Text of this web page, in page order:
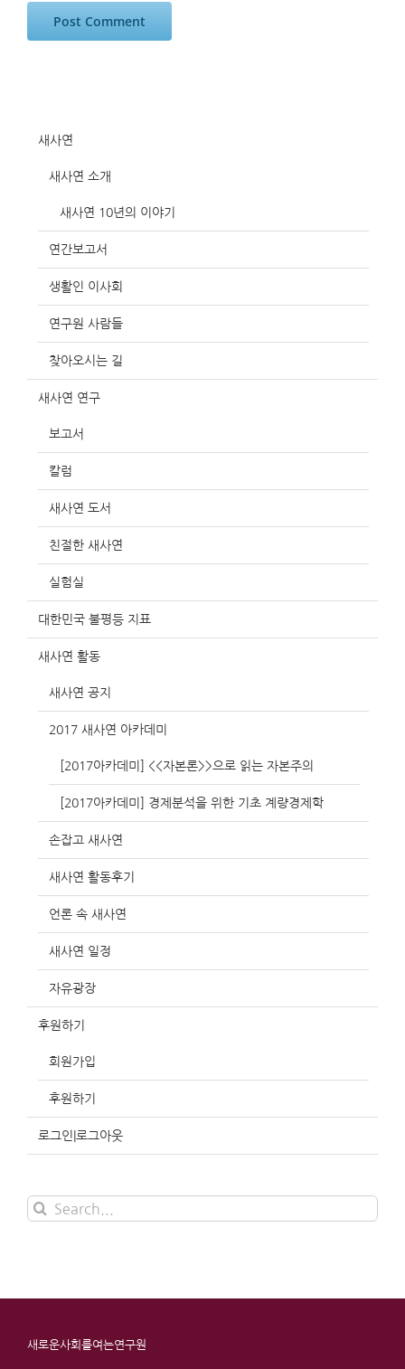
새사연
새사연 소개
새사연 10년의 이야기
연간보고서
생활인 이사회
연구원 사람들
찾아오시는 길
새사연 연구
보고서
칼럼
새사연 도서
친절한 새사연
실험실
대한민국 불평등 지표
새사연 활동
새사연 공지
2017 새사연 아카데미
[2017아카데미] <<자본론>>으로 읽는 자본주의
[2017아카데미] 경제분석을 위한 기초 계량경제학
손잡고 새사연
새사연 활동후기
언론 속 새사연
새사연 일정
자유광장
후원하기
회원가입
후원하기
로그인|로그아웃
Search
for:
새로운사회를여는연구원